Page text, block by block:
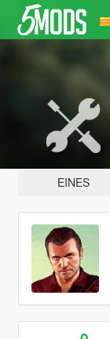
EINES